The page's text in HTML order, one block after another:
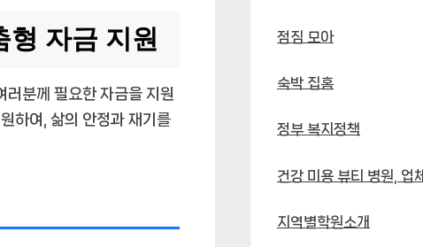
형 자금 지원
러분께 필요한 자금을 지원
하여, 삶의 안정과 재기를
점짐 모아
숙박 집홈
정부 복지정책
건강 미용 뷰티 병원, 업체
지역별학원소개